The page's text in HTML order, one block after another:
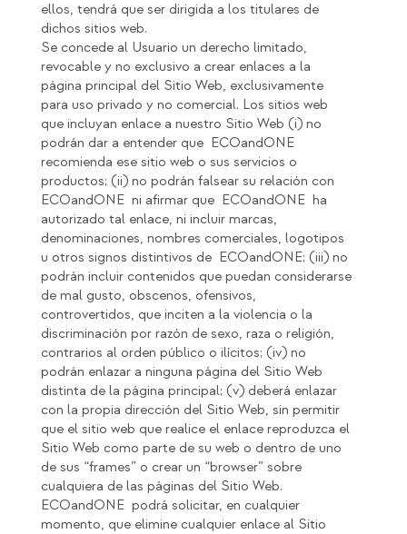
ellos, tendrá que ser dirigida a los titulares de
dichos sitios web.
Se concede al Usuario un derecho limitado,
revocable y no exclusivo a crear enlaces a la
página principal del Sitio Web, exclusivamente
para uso privado y no comercial. Los sitios web
que incluyan enlace a nuestro Sitio Web (i) no
podrán dar a entender que ECOandONE
recomienda ese sitio web o sus servicios o
productos; (ii) no podrán falsear su relación con
ECOandONE ni afirmar que ECOandONE ha
autorizado tal enlace, ni incluir marcas,
denominaciones, nombres comerciales, logotipos
u otros signos distintivos de ECOandONE; (iii) no
podrán incluir contenidos que puedan considerarse
de mal gusto, obscenos, ofensivos,
controvertidos, que inciten a la violencia o la
discriminación por razón de sexo, raza o religión,
contrarios al orden público o ilícitos; (iv) no
podrán enlazar a ninguna página del Sitio Web
distinta de la página principal; (v) deberá enlazar
con la propia dirección del Sitio Web, sin permitir
que el sitio web que realice el enlace reproduzca el
Sitio Web como parte de su web o dentro de uno
de sus “frames” o crear un “browser” sobre
cualquiera de las páginas del Sitio Web.
ECOandONE podrá solicitar, en cualquier
momento, que elimine cualquier enlace al Sitio